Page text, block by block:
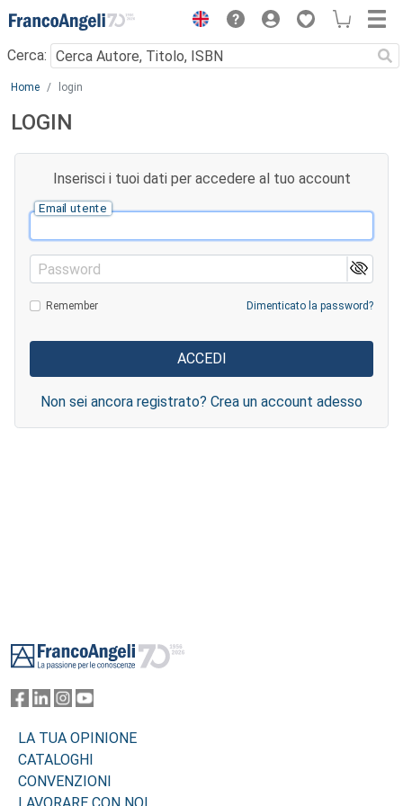
Menu
Cerca:
Main content
Home login
LOGIN
Inserisci i tuoi dati per accedere al tuo account
Email utente
Password
Remember Dimenticato la password?
Non sei ancora registrato? Crea un account adesso
LA TUA OPINIONE
CATALOGHI
CONVENZIONI